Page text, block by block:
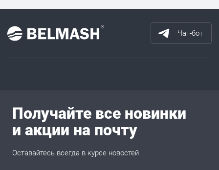
Чат-бот
Получайте все новинки
и акции на почту
Оставайтесь всегда в курсе новостей